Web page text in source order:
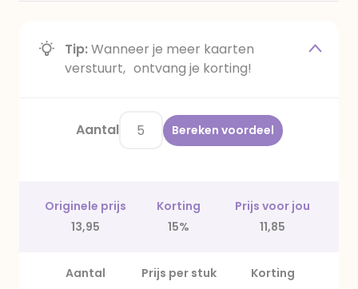
Tip:Wanneer je meer kaarten
verstuurt, ontvang je korting!
Aantal Bereken voordeel
Originele prijs Korting
Prijs voor jou
13,95
15% 11,85
Aantal Prijs per stuk
Korting